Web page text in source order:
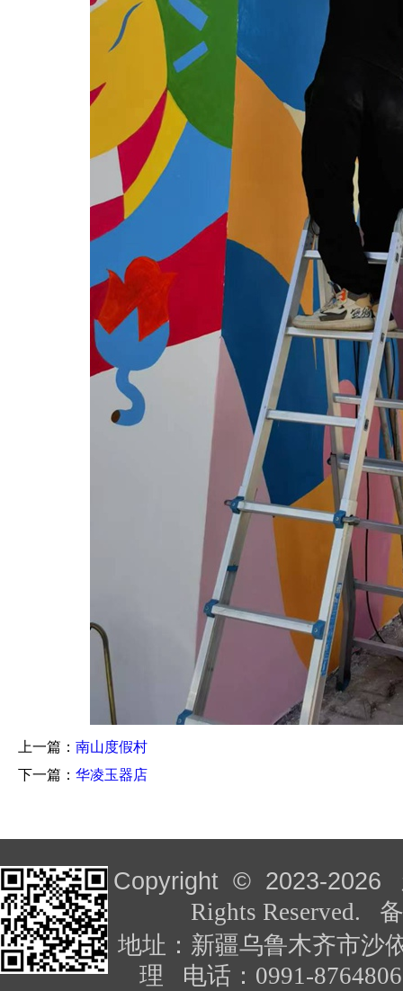
上一篇： 南山度假村
下一篇： 华凌玉器店
Copyright © 2023-2026
Rights Reserved.
地址：新疆乌鲁木齐市沙
理 电话：0991-